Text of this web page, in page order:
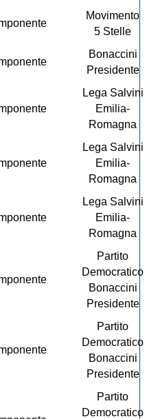
Movimento
5 Stelle
Bonaccini
Presidente
Lega Salvini
Emilia-
Romagna
Lega Salvini
Emilia-
Romagna
Lega Salvini
Emilia-
Romagna
Partito
Democratico
Bonaccini
Presidente
Partito
Democratico
Bonaccini
Presidente
Partito
Democratico